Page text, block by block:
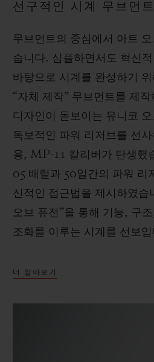
선구적인 시계 무브먼트
무브먼트의 중심에서 아트
습니다. 심플하면서도 혁신
바탕으로 시계를 완성하기
“자체 제작” 무브먼트를 제
디자인이 돋보이는 유니코
독보적인 파워 리저브를 선
용, MP-11 칼리버가 탄생했
05 배럴과 50일간의 파워 리
신적인 접근법을 제시하였습
오브 퓨전”을 통해 기능, 구
조화를 이루는 시계를 선보
더 알아보기